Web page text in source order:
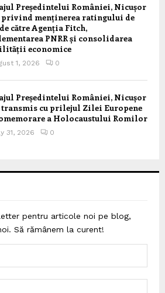
Președintelui României, Nicușor
privind menținerea ratingului de
către Agenția Fitch,
PNRR și consolidarea
economice
1, 2026 0
Președintelui României, Nicușor
transmis cu prilejul Zilei Europene
a Holocaustului Romilor
31, 2026 0
pentru articole noi pe blog,
Să rămânem la curent!